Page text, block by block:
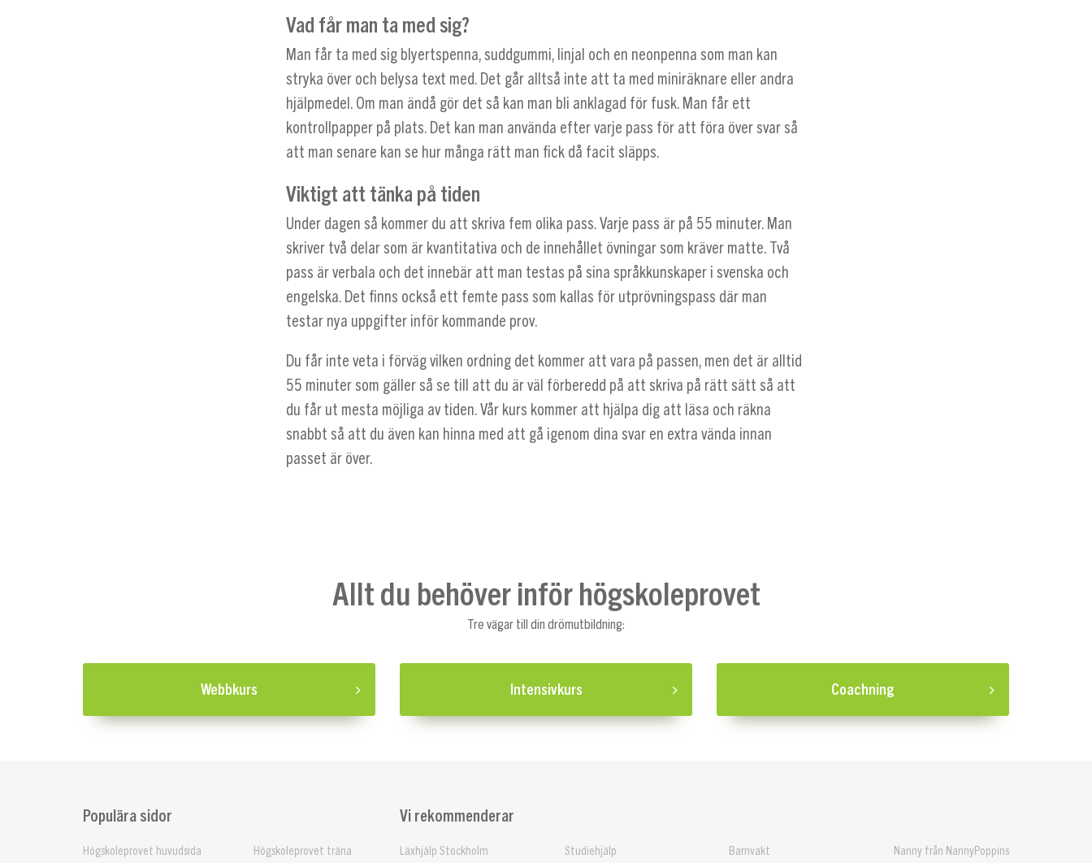
Vad får man ta med sig?
Man får ta med sig blyertspenna, suddgummi, linjal och en neonpenna som man kan
stryka över och belysa text med. Det går alltså inte att ta med miniräknare eller andra
hjälpmedel. Om man ändå gör det så kan man bli anklagad för fusk. Man får ett
kontrollpapper på plats. Det kan man använda efter varje pass för att föra över svar så
att man senare kan se hur många rätt man fick då facit släpps.
Viktigt att tänka på tiden
Under dagen så kommer du att skriva fem olika pass. Varje pass är på 55 minuter. Man
skriver två delar som är kvantitativa och de innehållet övningar som kräver matte. Två
pass är verbala och det innebär att man testas på sina språkkunskaper i svenska och
engelska. Det finns också ett femte pass som kallas för utprövningspass där man
testar nya uppgifter inför kommande prov.
Du får inte veta i förväg vilken ordning det kommer att vara på passen, men det är alltid
55 minuter som gäller så se till att du är väl förberedd på att skriva på rätt sätt så att
du får ut mesta möjliga av tiden. Vår kurs kommer att hjälpa dig att läsa och räkna
snabbt så att du även kan hinna med att gå igenom dina svar en extra vända innan
passet är över.
Allt du behöver inför högskoleprovet
Tre vägar till din drömutbildning:
Webbkurs Intensivkurs Coachning
Populära sidor
Högskoleprovet huvudsida Högskoleprovet träna
Vi rekommenderar
Läxhjälp Stockholm Studiehjälp Barnvakt Nanny från NannyPoppins